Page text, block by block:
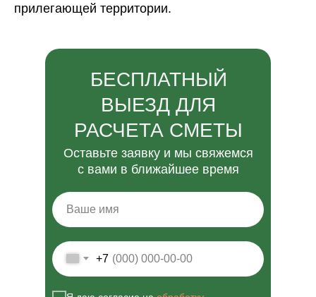
прилегающей территории.
БЕСПЛАТНЫЙ
ВЫЕЗД ДЛЯ
РАСЧЕТА СМЕТЫ
Оставьте заявку и мы свяжемся
с вами в ближайшее время
+7